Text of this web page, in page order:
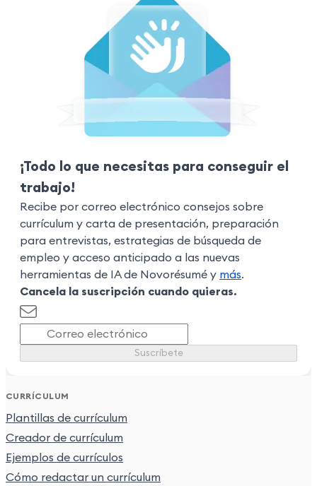
¡Todo lo que necesitas para conseguir el
trabajo!
Recibe por correo electrónico consejos sobre
currículum y carta de presentación, preparación
para entrevistas, estrategias de búsqueda de
empleo y acceso anticipado a las nuevas
herramientas de IA de Novorésumé y más.
Cancela la suscripción cuando quieras.
Suscríbete
CURRÍCULUM
Plantillas de currículum
Creador de currículum
Ejemplos de currículos
Cómo redactar un currículum